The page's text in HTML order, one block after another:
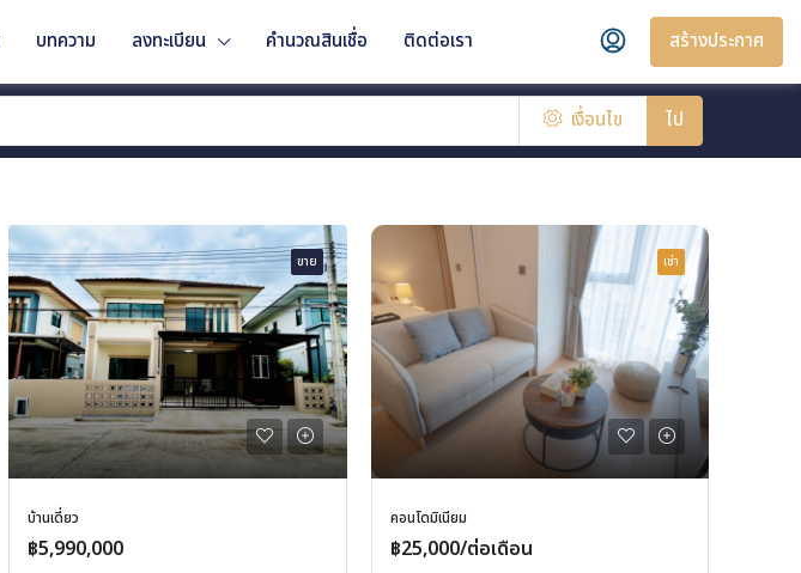
บทความ ลงทะเบียน คำนวณสินเชื่อ ติดต่อเรา สร้างประกาศ
เงื่อนไข ไป
ขาย
บ้านเดี่ยว
฿5,990,000
เช่า
คอนโดมิเนียม
฿25,000/ต่อเดือน